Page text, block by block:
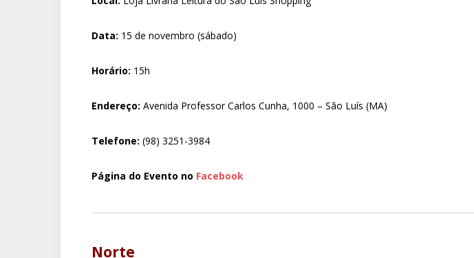
Data: 15 de novembro (sábado)
Horário: 15h
Endereço: Avenida Professor Carlos Cunha, 1000 – São Luís (MA)
Telefone: (98) 3251-3984
Página do Evento no Facebook
Norte